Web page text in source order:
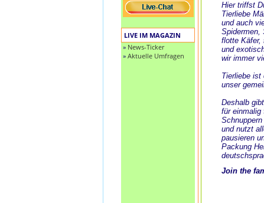
LIVE IM MAGAZIN
» News-Ticker
» Aktuelle Umfragen
Hier triffst
Tierliebe
und auch
Spidermen,
flotte Käfer,
und
wir immer
Tierliebe ist
unser
Deshalb
für einmalig
und nutzt
pausieren
Packung
Join the